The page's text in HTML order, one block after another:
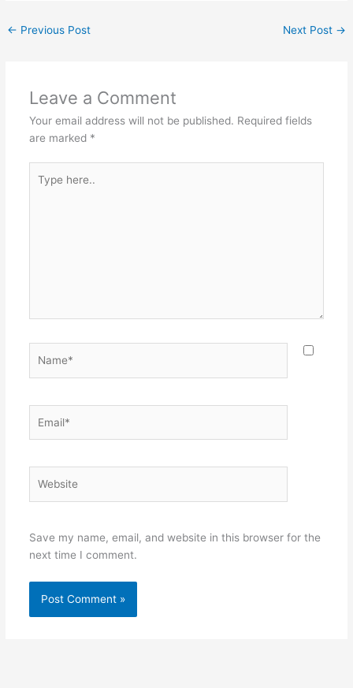
← Previous Post Next Post →
Leave a Comment
Your email address will not be published. Required fields
are marked *
here..
Save my name, email, and website in this browser for the
next time I comment.